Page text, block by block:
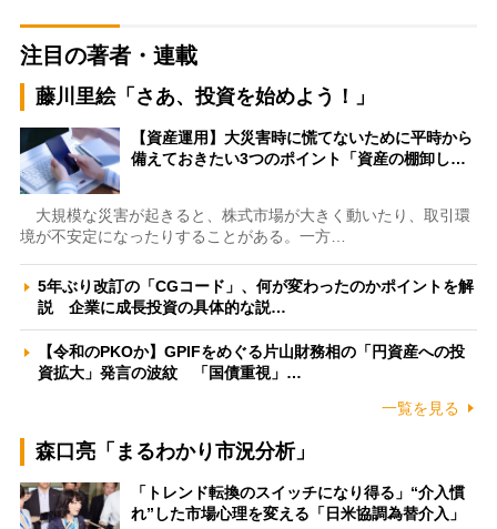
注目の著者・連載
藤川里絵「さあ、投資を始めよう！」
【資産運用】大災害時に慌てないために平時から
備えておきたい3つのポイント「資産の棚卸し…
大規模な災害が起きると、株式市場が大きく動いたり、取引環
境が不安定になったりすることがある。一方…
5年ぶり改訂の「CGコード」、何が変わったのかポイントを解
説 企業に成長投資の具体的な説…
【令和のPKOか】GPIFをめぐる片山財務相の「円資産への投
資拡大」発言の波紋 「国債重視」…
一覧を見る
森口亮「まるわかり市況分析」
「トレンド転換のスイッチになり得る」“介入慣
れ”した市場心理を変える「日米協調為替介入」